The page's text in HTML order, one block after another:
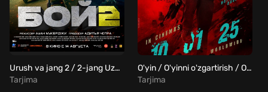
Urush va jang 2 / 2-jang Uzbek Tilida
Tarjima
O'yin / O'yinni o'zgartirish / O'yin almashtirgich Uzbek Tilida
Tarjima